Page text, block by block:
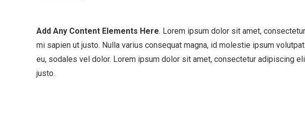
Add Any Content Elements Here. Lorem ipsum dolor sit amet,
mi sapien ut justo. Nulla varius consequat magna, id molestie ipsum
eu, sodales vel dolor. Lorem ipsum dolor sit amet, consectetur adipiscing
justo.